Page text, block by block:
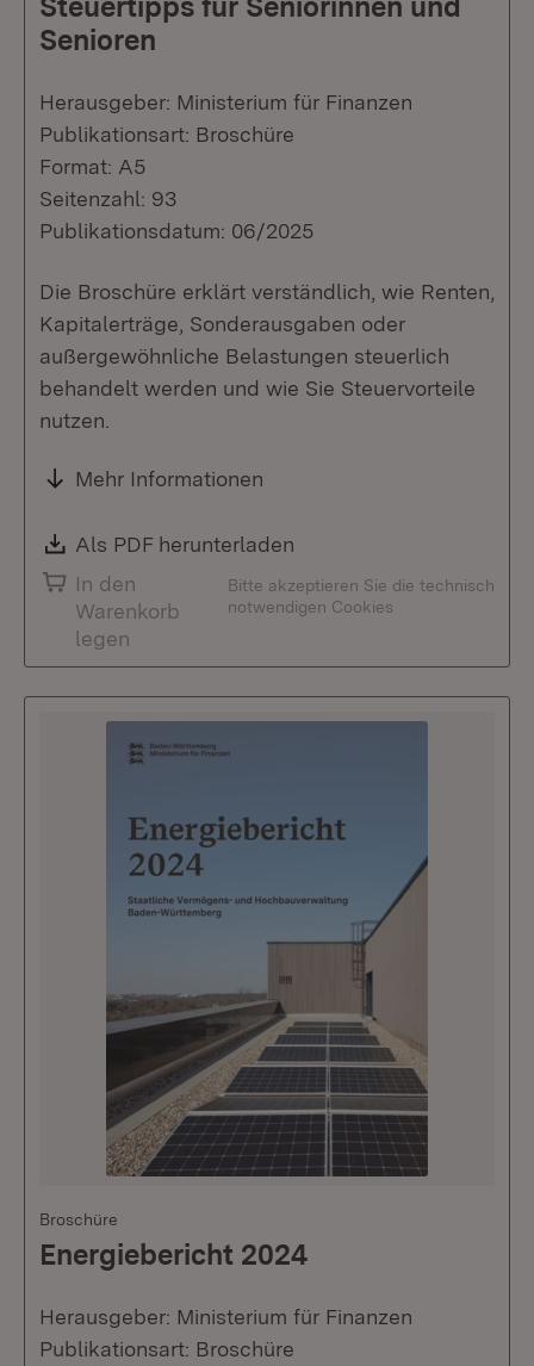
Steuertipps für Seniorinnen und
Senioren
Herausgeber: Ministerium für Finanzen
Publikationsart: Broschüre
Format: A5
Seitenzahl: 93
Publikationsdatum: 06/2025
Die Broschüre erklärt verständlich, wie Renten,
Kapitalerträge, Sonderausgaben oder
außergewöhnliche Belastungen steuerlich
behandelt werden und wie Sie Steuervorteile
nutzen.
Mehr Informationen
Download:
Als PDF herunterladen
In den
Warenkorb
legen
Bitte akzeptieren Sie die technisch
notwendigen Cookies
Broschüre
Energiebericht 2024
Herausgeber: Ministerium für Finanzen
Publikationsart: Broschüre